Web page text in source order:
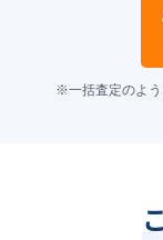
※一括査定のよう